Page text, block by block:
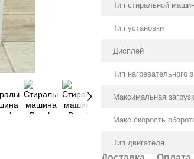
Тип стиральной
Тип установки
Дисплей
Тип нагревательного
Максимальная
Макс скорость
Тип двигателя